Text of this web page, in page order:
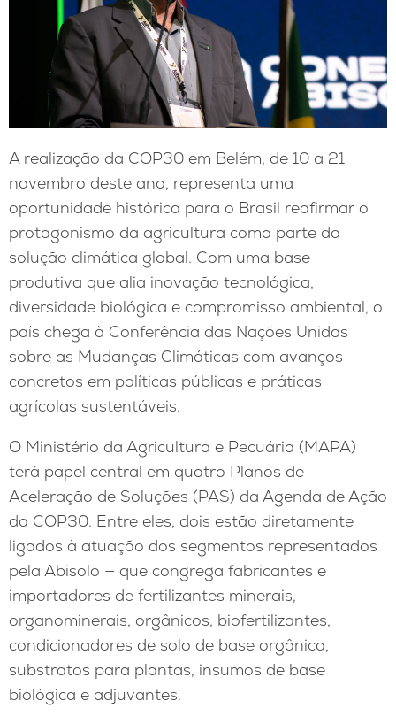
A realização da COP30 em Belém, de 10 a 21
novembro deste ano, representa uma
oportunidade histórica para o Brasil reafirmar o
protagonismo da agricultura como parte da
solução climática global. Com uma base
produtiva que alia inovação tecnológica,
diversidade biológica e compromisso ambiental, o
país chega à Conferência das Nações Unidas
sobre as Mudanças Climáticas com avanços
concretos em políticas públicas e práticas
agrícolas sustentáveis.
O Ministério da Agricultura e Pecuária (MAPA)
terá papel central em quatro Planos de
Aceleração de Soluções (PAS) da Agenda de Ação
da COP30. Entre eles, dois estão diretamente
ligados à atuação dos segmentos representados
pela Abisolo — que congrega fabricantes e
importadores de fertilizantes minerais,
organominerais, orgânicos, biofertilizantes,
condicionadores de solo de base orgânica,
substratos para plantas, insumos de base
biológica e adjuvantes.